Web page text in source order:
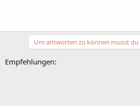
Um antworten zu können musst
Empfehlungen: